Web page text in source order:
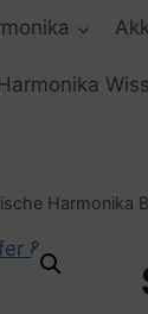
Harmonika